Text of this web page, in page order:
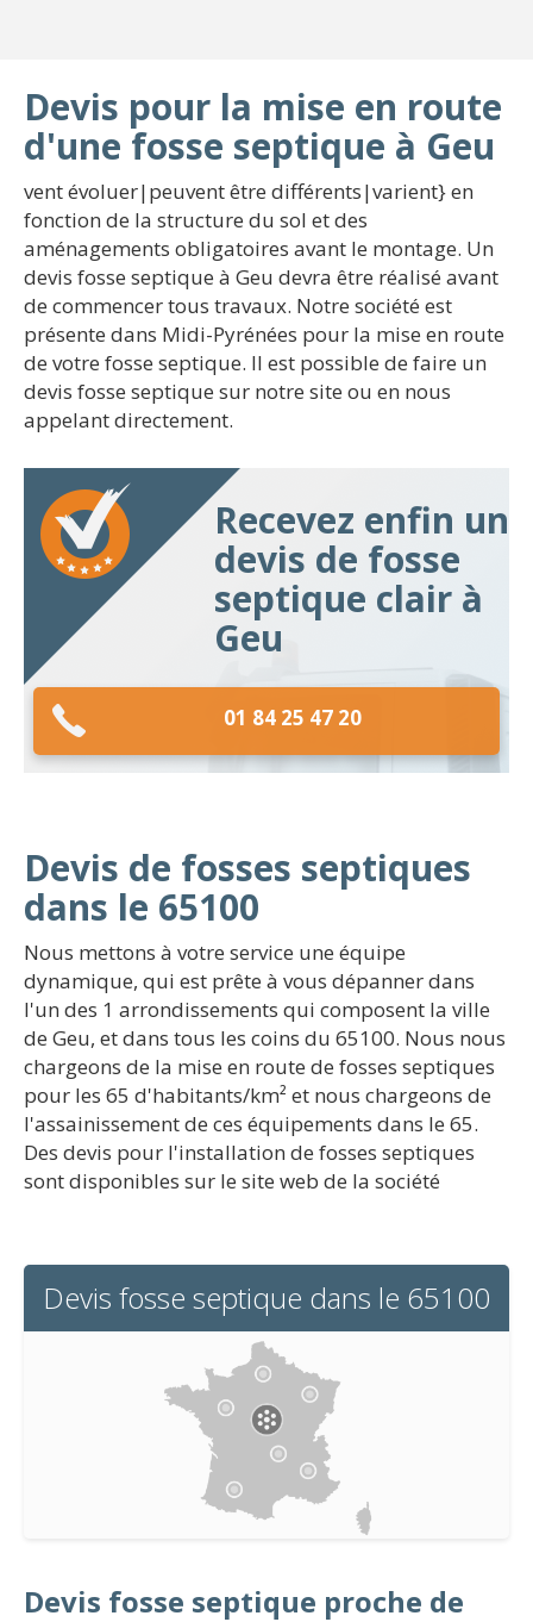
Devis pour la mise en route
d'une fosse septique à Geu
vent évoluer|peuvent être différents|varient} en
fonction de la structure du sol et des
aménagements obligatoires avant le montage. Un
devis fosse septique à Geu devra être réalisé avant
de commencer tous travaux. Notre société est
présente dans Midi-Pyrénées pour la mise en route
de votre fosse septique. Il est possible de faire un
devis fosse septique sur notre site ou en nous
appelant directement.
Recevez enfin un
devis de fosse
septique clair à
Geu
01 84 25 47 20
Devis de fosses septiques
dans le 65100
Nous mettons à votre service une équipe
dynamique, qui est prête à vous dépanner dans
l'un des 1 arrondissements qui composent la ville
de Geu, et dans tous les coins du 65100. Nous nous
chargeons de la mise en route de fosses septiques
pour les 65 d'habitants/km² et nous chargeons de
l'assainissement de ces équipements dans le 65.
Des devis pour l'installation de fosses septiques
sont disponibles sur le site web de la société
Devis fosse septique dans le 65100
Devis fosse septique proche de